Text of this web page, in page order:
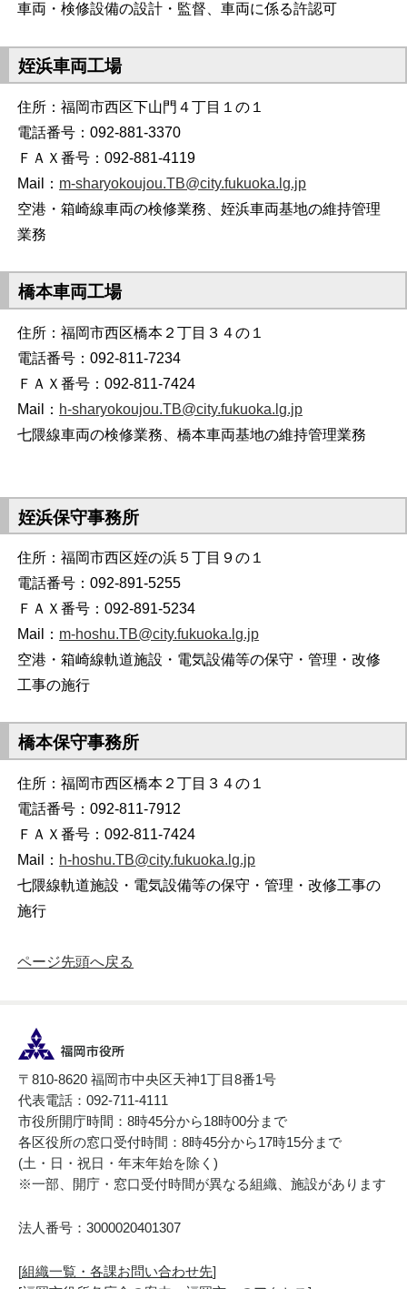
車両・検修設備の設計・監督、車両に係る許認可
姪浜車両工場
住所：福岡市西区下山門４丁目１の１
電話番号：092-881-3370
ＦＡＸ番号：092-881-4119
Mail： m-sharyokoujou.TB@city.fukuoka.lg.jp
空港・箱崎線車両の検修業務、姪浜車両基地の維持管理
業務
橋本車両工場
住所：福岡市西区橋本２丁目３４の１
電話番号：092-811-7234
ＦＡＸ番号：092-811-7424
Mail： h-sharyokoujou.TB@city.fukuoka.lg.jp
七隈線車両の検修業務、橋本車両基地の維持管理業務
姪浜保守事務所
住所：福岡市西区姪の浜５丁目９の１
電話番号：092-891-5255
ＦＡＸ番号：092-891-5234
Mail： m-hoshu.TB@city.fukuoka.lg.jp
空港・箱崎線軌道施設・電気設備等の保守・管理・改修
工事の施行
橋本保守事務所
住所：福岡市西区橋本２丁目３４の１
電話番号：092-811-7912
ＦＡＸ番号：092-811-7424
Mail： h-hoshu.TB@city.fukuoka.lg.jp
七隈線軌道施設・電気設備等の保守・管理・改修工事の
施行
ページ先頭へ戻る
〒810-8620 福岡市中央区天神1丁目8番1号
代表電話：092-711-4111
市役所開庁時間：8時45分から18時00分まで
各区役所の窓口受付時間：8時45分から17時15分まで
(土・日・祝日・年末年始を除く)
※一部、開庁・窓口受付時間が異なる組織、施設があります
法人番号：3000020401307
[組織一覧・各課お問い合わせ先]